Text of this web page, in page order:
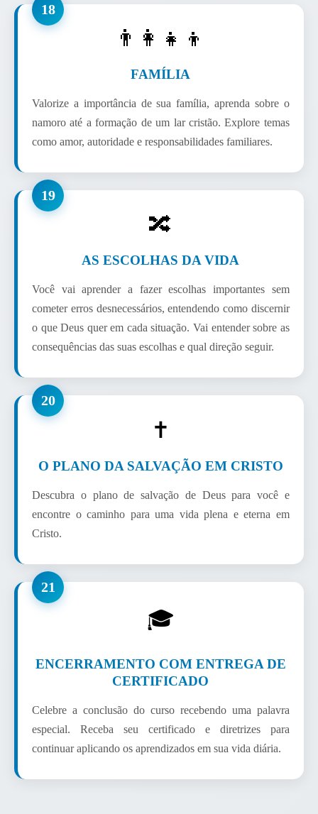
18
👨‍👩‍👧‍👦
FAMÍLIA
Valorize a importância de sua família, aprenda sobre o
namoro até a formação de um lar cristão. Explore temas
como amor, autoridade e responsabilidades familiares.
19
🔀
AS ESCOLHAS DA VIDA
Você vai aprender a fazer escolhas importantes sem
cometer erros desnecessários, entendendo como discernir
o que Deus quer em cada situação. Vai entender sobre as
consequências das suas escolhas e qual direção seguir.
20
✝️
O PLANO DA SALVAÇÃO EM CRISTO
Descubra o plano de salvação de Deus para você e
encontre o caminho para uma vida plena e eterna em
Cristo.
21
🎓
ENCERRAMENTO COM ENTREGA DE
CERTIFICADO
Celebre a conclusão do curso recebendo uma palavra
especial. Receba seu certificado e diretrizes para
continuar aplicando os aprendizados em sua vida diária.